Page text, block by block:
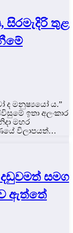
සිරමැදිරි තුළ
ද මනුෂ්‍යයෝ ය.”
ඉතා අලංකාර
මහර
විලාපයත්…
සමග
ඇත්තේ